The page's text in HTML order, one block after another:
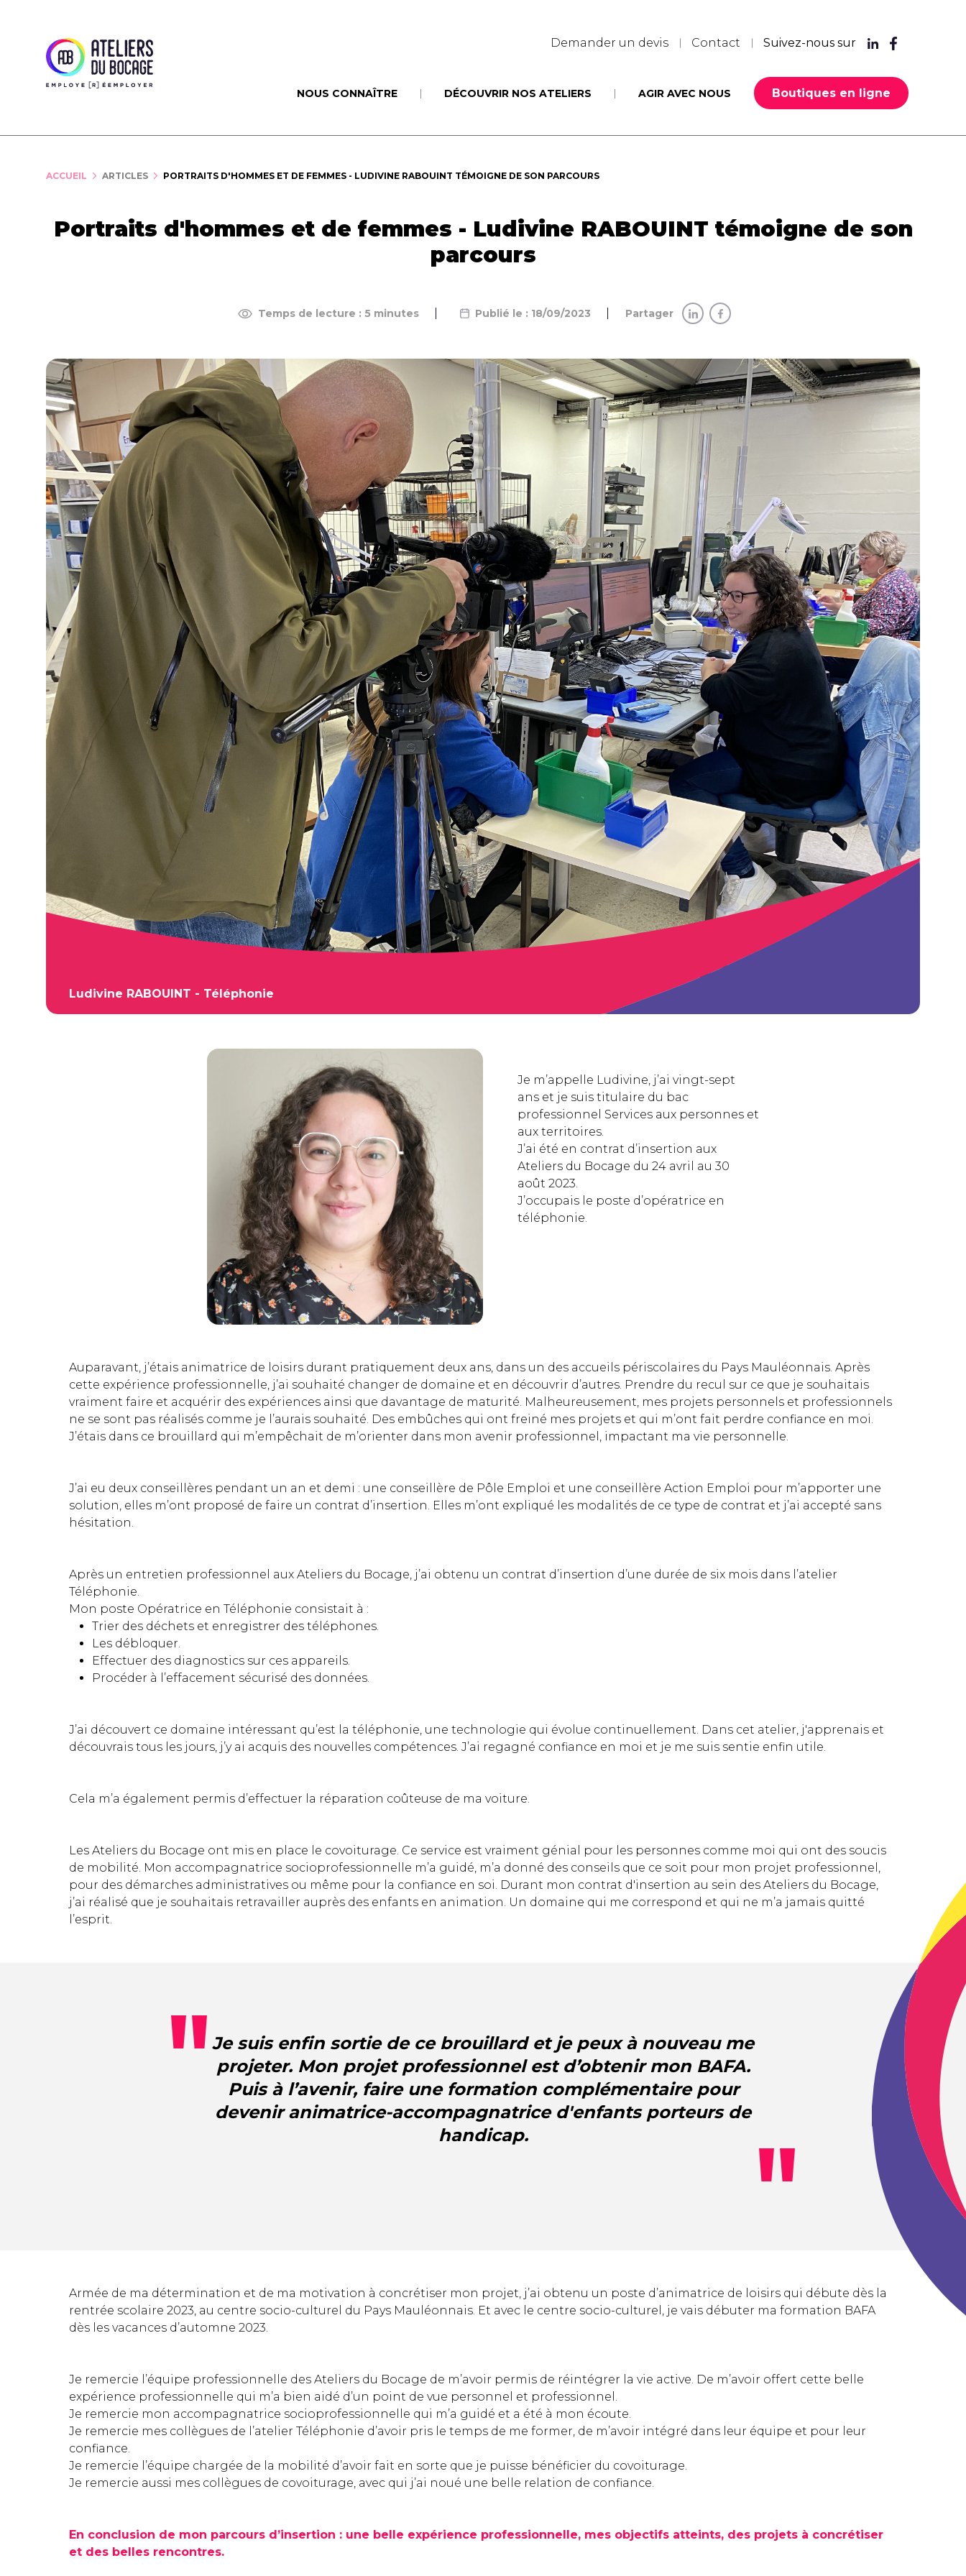
Demander un devis Contact Suivez-nous sur
NOUS CONNAÎTRE DÉCOUVRIR NOS ATELIERS AGIR AVEC NOUS Boutiques en ligne
ACCUEIL ARTICLES PORTRAITS D'HOMMES ET DE FEMMES - LUDIVINE RABOUINT TÉMOIGNE DE SON PARCOURS
Portraits d'hommes et de femmes - Ludivine RABOUINT témoigne de son
parcours
Temps de lecture : 5 minutes Publié le : 18/09/2023 Partager
Ludivine RABOUINT - Téléphonie
Je m’appelle Ludivine, j’ai vingt-sept
ans et je suis titulaire du bac
professionnel Services aux personnes et
aux territoires.
J’ai été en contrat d’insertion aux
Ateliers du Bocage du 24 avril au 30
août 2023.
J’occupais le poste d’opératrice en
téléphonie.
Auparavant, j’étais animatrice de loisirs durant pratiquement deux ans, dans un des accueils périscolaires du Pays Mauléonnais. Après
cette expérience professionnelle, j’ai souhaité changer de domaine et en découvrir d’autres. Prendre du recul sur ce que je souhaitais
vraiment faire et acquérir des expériences ainsi que davantage de maturité. Malheureusement, mes projets personnels et professionnels
ne se sont pas réalisés comme je l’aurais souhaité. Des embûches qui ont freiné mes projets et qui m’ont fait perdre confiance en moi.
J’étais dans ce brouillard qui m’empêchait de m’orienter dans mon avenir professionnel, impactant ma vie personnelle.
J’ai eu deux conseillères pendant un an et demi : une conseillère de Pôle Emploi et une conseillère Action Emploi pour m’apporter une
solution, elles m’ont proposé de faire un contrat d’insertion. Elles m’ont expliqué les modalités de ce type de contrat et j’ai accepté sans
hésitation.
Après un entretien professionnel aux Ateliers du Bocage, j’ai obtenu un contrat d’insertion d’une durée de six mois dans l’atelier
Téléphonie.
Mon poste Opératrice en Téléphonie consistait à :
Trier des déchets et enregistrer des téléphones.
Les débloquer.
Effectuer des diagnostics sur ces appareils.
Procéder à l’effacement sécurisé des données.
J’ai découvert ce domaine intéressant qu’est la téléphonie, une technologie qui évolue continuellement. Dans cet atelier, j'apprenais et
découvrais tous les jours, j’y ai acquis des nouvelles compétences. J’ai regagné confiance en moi et je me suis sentie enfin utile.
Cela m’a également permis d’effectuer la réparation coûteuse de ma voiture.
Les Ateliers du Bocage ont mis en place le covoiturage. Ce service est vraiment génial pour les personnes comme moi qui ont des soucis
de mobilité. Mon accompagnatrice socioprofessionnelle m’a guidé, m’a donné des conseils que ce soit pour mon projet professionnel,
pour des démarches administratives ou même pour la confiance en soi. Durant mon contrat d'insertion au sein des Ateliers du Bocage,
j’ai réalisé que je souhaitais retravailler auprès des enfants en animation. Un domaine qui me correspond et qui ne m’a jamais quitté
l’esprit.
Je suis enfin sortie de ce brouillard et je peux à nouveau me
projeter. Mon projet professionnel est d’obtenir mon BAFA.
Puis à l’avenir, faire une formation complémentaire pour
devenir animatrice-accompagnatrice d'enfants porteurs de
handicap.
Armée de ma détermination et de ma motivation à concrétiser mon projet, j’ai obtenu un poste d’animatrice de loisirs qui débute dès la
rentrée scolaire 2023, au centre socio-culturel du Pays Mauléonnais. Et avec le centre socio-culturel, je vais débuter ma formation BAFA
dès les vacances d’automne 2023.
Je remercie l’équipe professionnelle des Ateliers du Bocage de m’avoir permis de réintégrer la vie active. De m’avoir offert cette belle
expérience professionnelle qui m’a bien aidé d’un point de vue personnel et professionnel.
Je remercie mon accompagnatrice socioprofessionnelle qui m’a guidé et a été à mon écoute.
Je remercie mes collègues de l’atelier Téléphonie d’avoir pris le temps de me former, de m’avoir intégré dans leur équipe et pour leur
confiance.
Je remercie l’équipe chargée de la mobilité d’avoir fait en sorte que je puisse bénéficier du covoiturage.
Je remercie aussi mes collègues de covoiturage, avec qui j’ai noué une belle relation de confiance.
En conclusion de mon parcours d’insertion : une belle expérience professionnelle, mes objectifs atteints, des projets à concrétiser
et des belles rencontres.